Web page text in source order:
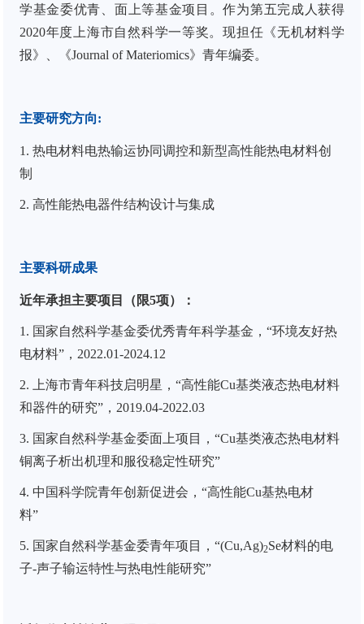
学基金委优青、面上等基金项目。作为第五完成人获得
2020年度上海市自然科学一等奖。现担任《无机材料学
报》、《Journal of Materiomics》青年编委。
主要研究方向:
1. 热电材料电热输运协同调控和新型高性能热电材料创
制
2. 高性能热电器件结构设计与集成
主要科研成果
近年承担主要项目（限5项）：
1. 国家自然科学基金委优秀青年科学基金，“环境友好热
电材料”， 2022.01-2024.12
2. 上海市青年科技启明星，“高性能Cu基类液态热电材料
和器件的研究”， 2019.04-2022.03
3. 国家自然科学基金委面上项目，“Cu基类液态热电材料
铜离子析出机理和服役稳定性研究”
4. 中国科学院青年创新促进会，“高性能Cu基热电材
料”
5. 国家自然科学基金委青年项目，“(Cu,Ag)2Se材料的电
子-声子输运特性与热电性能研究”